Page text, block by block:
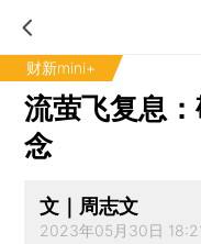
财新mini+
流萤飞复息
念
文｜周志文
2023年05月30日